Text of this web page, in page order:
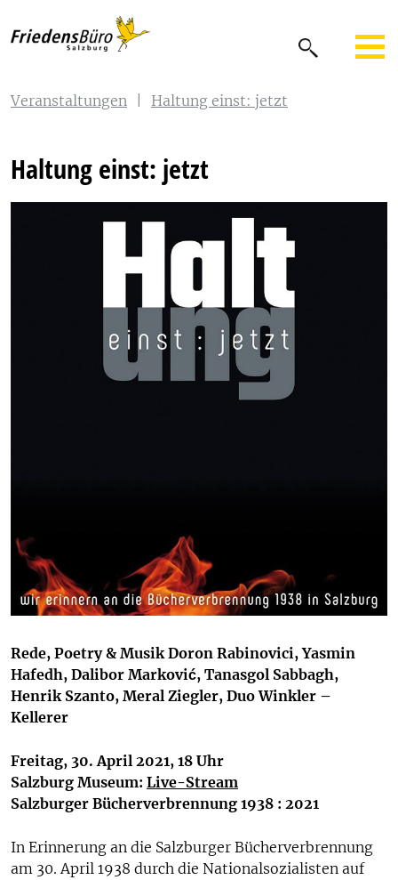
Veranstaltungen Haltung einst: jetzt
Haltung einst: jetzt
Rede, Poetry & MusikDoron Rabinovici, Yasmin
Hafedh, Dalibor Marković, Tanasgol Sabbagh,
Henrik Szanto, Meral Ziegler, Duo Winkler –
Kellerer
Freitag, 30.April 2021, 18 Uhr
Salzburg Museum: Live-Stream
Salzburger Bücherverbrennung 1938 : 2021
In Erinnerung an die Salzburger Bücherverbrennung
am 30. April 1938 durch die Nationalsozialisten auf